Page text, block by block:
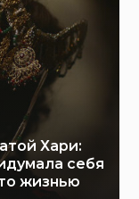
Хари:
себя
жизнью